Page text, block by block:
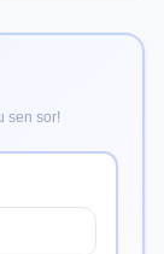
sen sor!